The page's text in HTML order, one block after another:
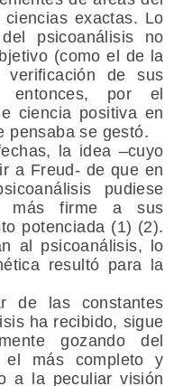
exactas. Lo
psicoanálisis no
(como el de la
verificación de sus
entonces, por el
ciencia positiva en
pensaba se gestó.
la idea –cuyo
a Freud- de que en
pudiese
más firme a sus
potenciada (1) (2).
al psicoanálisis, lo
resultó para la
de las constantes
ha recibido, sigue
gozando del
el más completo y
a la peculiar visión